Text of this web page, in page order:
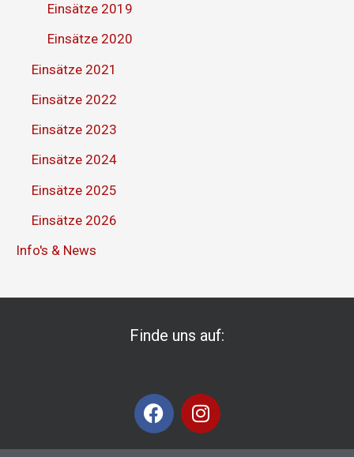
Einsätze 2019
Einsätze 2020
Einsätze 2021
Einsätze 2022
Einsätze 2023
Einsätze 2024
Einsätze 2025
Einsätze 2026
Info's & News
Finde uns auf:
F
a
I
n